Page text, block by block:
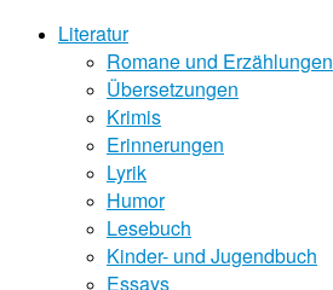
Literatur
Romane und Erzählungen
Übersetzungen
Krimis
Erinnerungen
Lyrik
Humor
Lesebuch
Kinder- und Jugendbuch
Essays